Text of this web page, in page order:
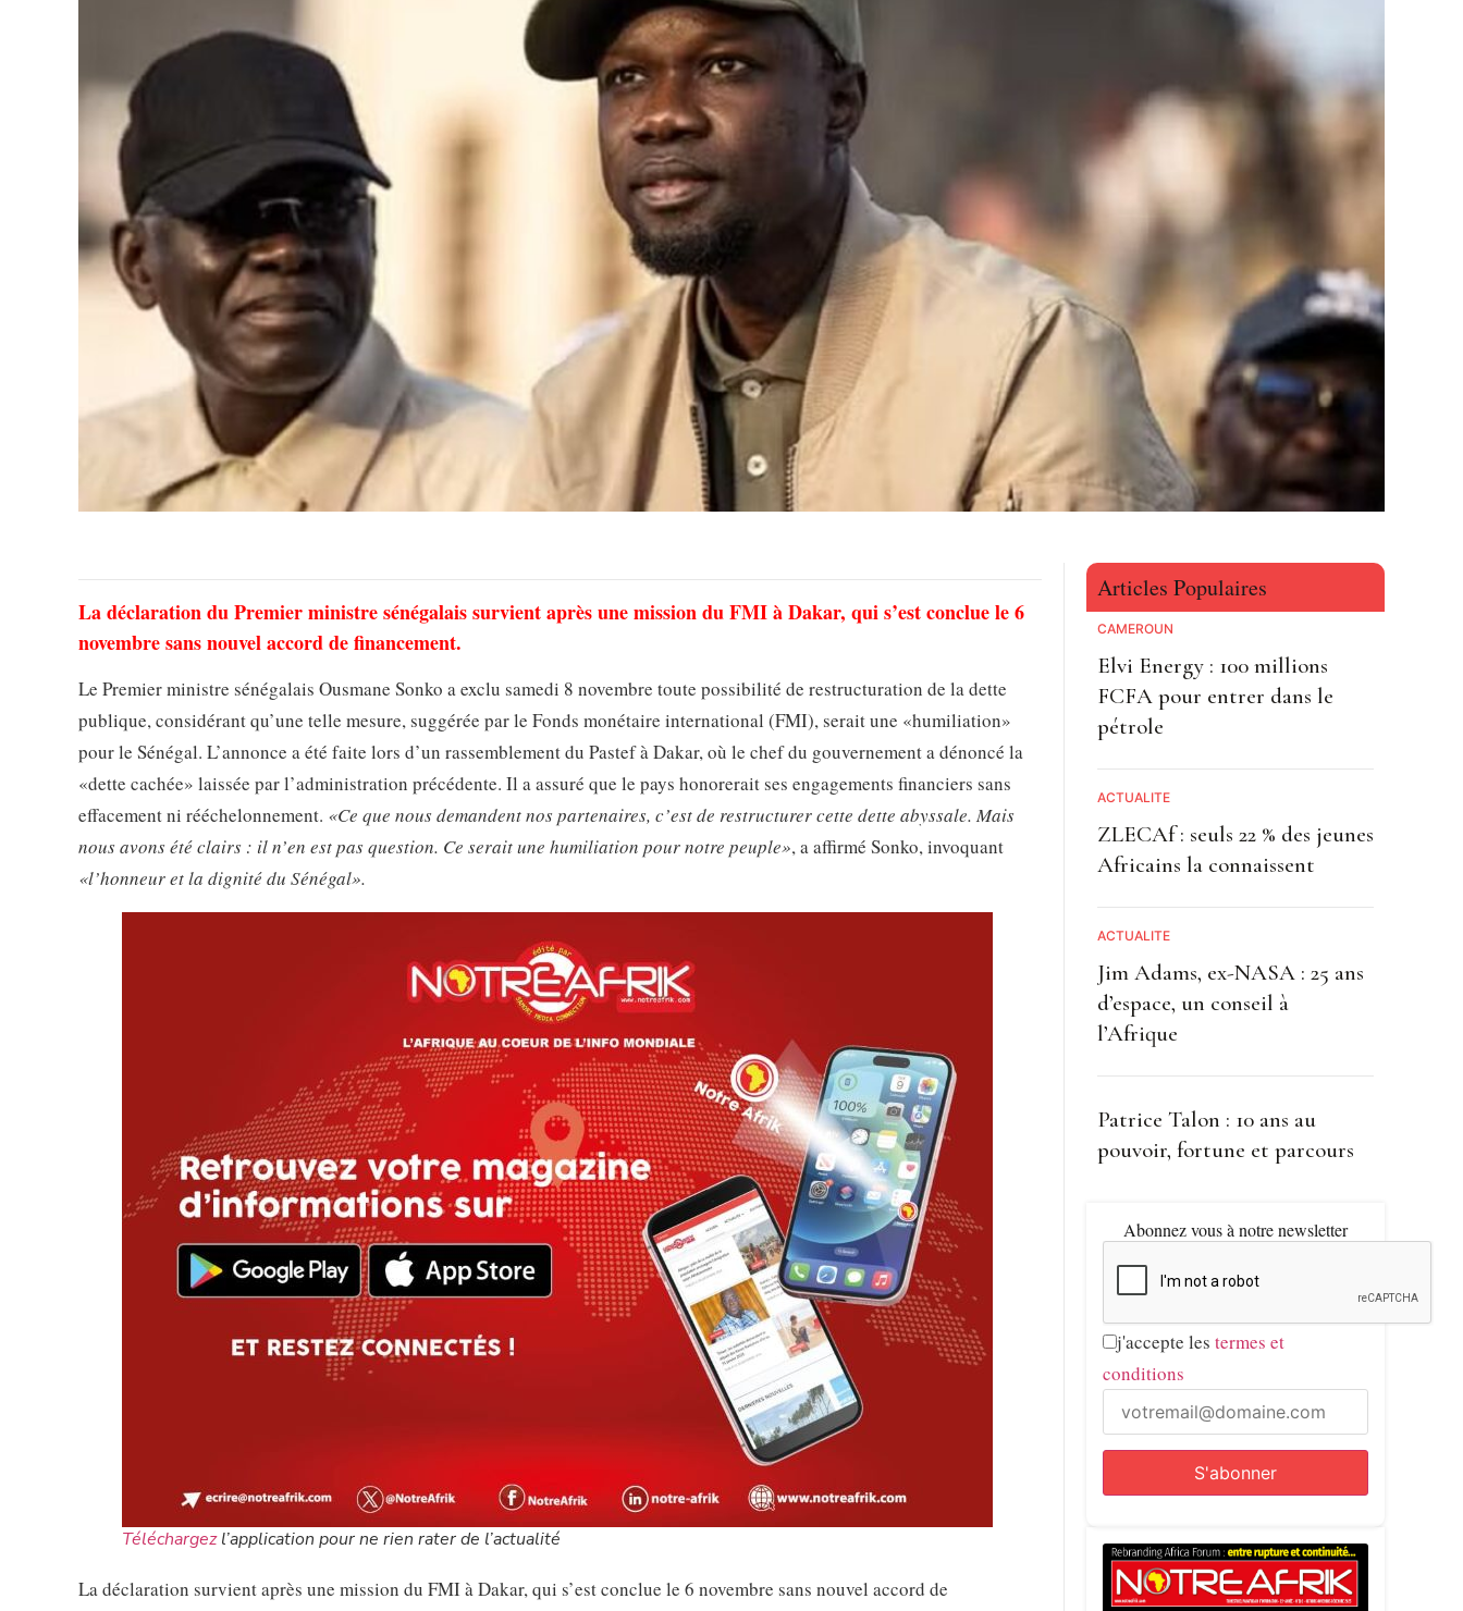
La déclaration du Premier ministre sénégalais survient après une mission du FMI à Dakar, qui s’est conclue le 6
novembre sans nouvel accord de financement.
Le Premier ministre sénégalais Ousmane Sonko a exclu samedi 8 novembre toute possibilité de restructuration de la dette
publique, considérant qu’une telle mesure, suggérée par le Fonds monétaire international (FMI), serait une «humiliation»
pour le Sénégal. L’annonce a été faite lors d’un rassemblement du Pastef à Dakar, où le chef du gouvernement a dénoncé la
«dette cachée» laissée par l’administration précédente. Il a assuré que le pays honorerait ses engagements financiers sans
effacement ni rééchelonnement. «Ce que nous demandent nos partenaires, c’est de restructurer cette dette abyssale. Mais
nous avons été clairs : il n’en est pas question. Ce serait une humiliation pour notre peuple», a affirmé Sonko, invoquant
«l’honneur et la dignité du Sénégal».
Téléchargezl’application pour ne rien rater de l’actualité
La déclaration survient après une mission du FMI à Dakar, qui s’est conclue le 6 novembre sans nouvel accord de
Articles Populaires
CAMEROUN
Elvi Energy : 100 millions
FCFA pour entrer dans le
pétrole
ACTUALITE
ZLECAf : seuls 22 % des jeunes
Africains la connaissent
ACTUALITE
Jim Adams, ex-NASA : 25 ans
d’espace, un conseil à
l’Afrique
Patrice Talon : 10 ans au
pouvoir, fortune et parcours
Abonnez vous à notre newsletter
j'accepte les termes et
conditions